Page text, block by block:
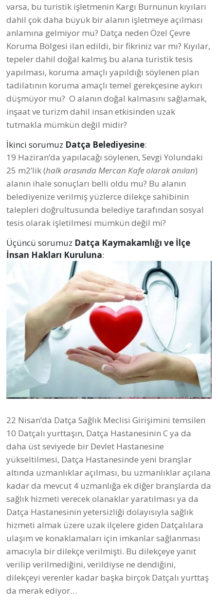
varsa, bu turistik işletmenin Kargı Burnunun kıyıları
dahil çok daha büyük bir alanın işletmeye açılması
anlamına gelmiyor mu? Datça neden Özel Çevre
Koruma Bölgesi ilan edildi, bir fikriniz var mı? Kıyılar,
tepeler dahil doğal kalmış bu alana turistik tesis
yapılması, koruma amaçlı yapıldığı söylenen plan
tadilatının koruma amaçlı temel gerekçesine aykırı
düşmüyor mu? O alanın doğal kalmasını sağlamak,
inşaat ve turizm dahil insan etkisinden uzak
tutmakla mümkün değil midir?
İkinci sorumuz Datça Belediyesine:
19 Haziran’da yapılacağı söylenen, Sevgi Yolundaki
25 m2’lik (halk arasında Mercan Kafe olarak anılan)
alanın ihale sonuçları belli oldu mu? Bu alanın
belediyenize verilmiş yüzlerce dilekçe sahibinin
talepleri doğrultusunda belediye tarafından sosyal
tesis olarak işletilmesi mümkün değil mi?
Üçüncü sorumuz Datça Kaymakamlığı ve İlçe
İnsan Hakları Kuruluna:
22 Nisan’da Datça Sağlık Meclisi Girişimini temsilen
10 Datçalı yurttaşın, Datça Hastanesinin C ya da
daha üst seviyede bir Devlet Hastanesine
yükseltilmesi, Datça Hastanesinde yeni branşlar
altında uzmanlıklar açılması, bu uzmanlıklar açılana
kadar da mevcut 4 uzmanlığa ek diğer branşlarda da
sağlık hizmeti verecek olanaklar yaratılması ya da
Datça Hastanesinin yetersizliği dolayısıyla sağlık
hizmeti almak üzere uzak ilçelere giden Datçalılara
ulaşım ve konaklamaları için imkanlar sağlanması
amacıyla bir dilekçe verilmişti. Bu dilekçeye yanıt
verilip verilmediğini, verildiyse ne dendiğini,
dilekçeyi verenler kadar başka birçok Datçalı yurttaş
da merak ediyor…